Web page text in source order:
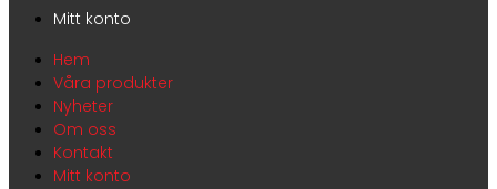
Mitt konto
Hem
Våra produkter
Nyheter
Om oss
Kontakt
Mitt konto